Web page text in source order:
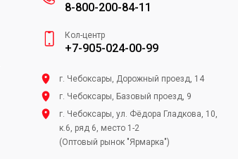
8-800-200-84-11
Кол-центр
+7-905-024-00-99
г. Чебоксары, Дорожный проезд, 14
г. Чебоксары, Базовый проезд, 9
г. Чебоксары, ул. Фёдора Гладкова, 10,
к.6, ряд 6, место 1-2
(Оптовый рынок "Ярмарка")